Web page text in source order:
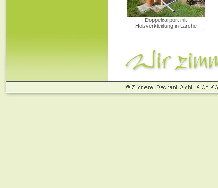
Doppelcarport mit
Holzverkleidung in Lärche